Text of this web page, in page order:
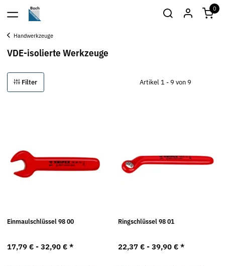
0
Handwerkzeuge
VDE-isolierte Werkzeuge
Filter Artikel 1 - 9 von 9
Einmaulschlüssel 98 00
17,79 € - 32,90 € *
Ringschlüssel 98 01
22,37 € - 39,90 € *